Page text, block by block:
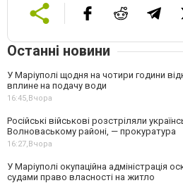
Останні новини
У Маріуполі щодня на чотири години
вплине на подачу води
16:45,Вчора
Російські військові розстріляли
Волноваському районі, — прокуратура
16:27,Вчора
У Маріуполі окупаційна адміністрація
судами право власності на житло